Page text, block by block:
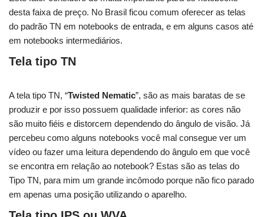
desta faixa de preço. No Brasil ficou comum oferecer as telas
do padrão TN em notebooks de entrada, e em alguns casos até
em notebooks intermediários.
Tela tipo TN
A tela tipo TN, “Twisted Nematic”, são as mais baratas de se
produzir e por isso possuem qualidade inferior: as cores não
são muito fiéis e distorcem dependendo do ângulo de visão. Já
percebeu como alguns notebooks você mal consegue ver um
vídeo ou fazer uma leitura dependendo do ângulo em que você
se encontra em relação ao notebook? Estas são as telas do
Tipo TN, para mim um grande incômodo porque não fico parado
em apenas uma posição utilizando o aparelho.